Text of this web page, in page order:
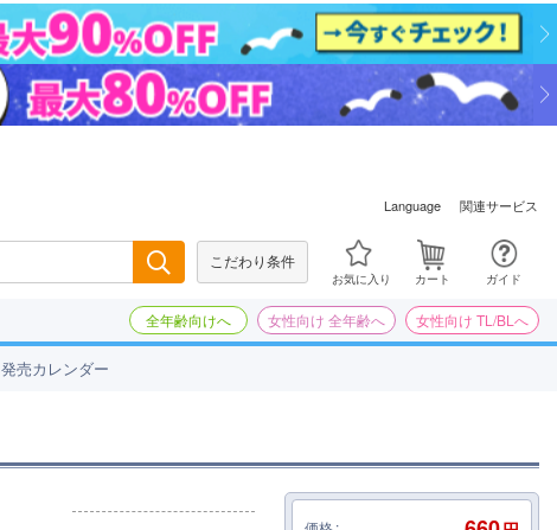
Language 関連サービス
こだわり条件
お気に入り カート ガイド
全年齢向けへ 女性向け 全年齢へ 女性向け TL/BLへ
発売カレンダー